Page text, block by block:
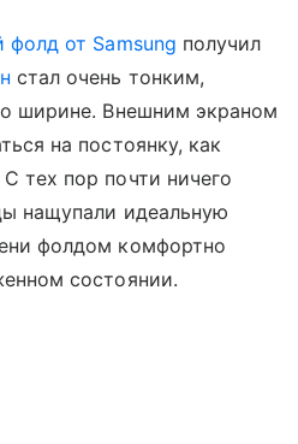
фолд от Samsung получил
стал очень тонким,
ширине. Внешним экраном
на постоянку, как
тех пор почти ничего
нащупали идеальную
фолдом комфортно
состоянии.